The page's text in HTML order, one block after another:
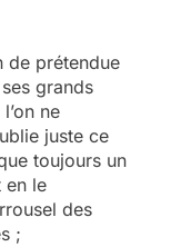
de prétendue
grands
ne
juste ce
toujours un
en le
des
;